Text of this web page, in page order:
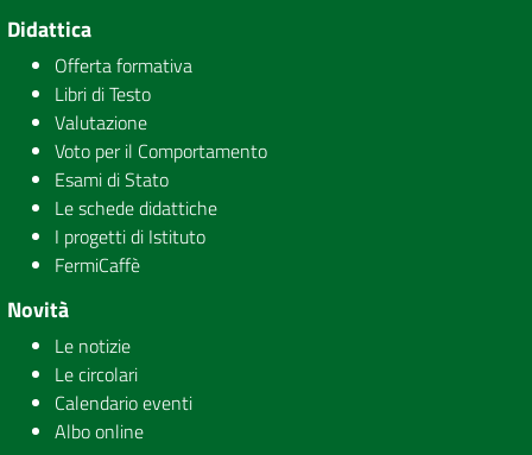
Didattica
Offerta formativa
Libri di Testo
Valutazione
Voto per il Comportamento
Esami di Stato
Le schede didattiche
I progetti di Istituto
FermiCaffè
Novità
Le notizie
Le circolari
Calendario eventi
Albo online